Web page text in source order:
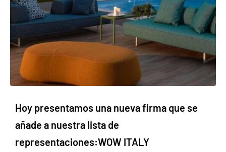
Hoy presentamos una nueva firma que se
añade a nuestra lista de
representaciones:WOW ITALY